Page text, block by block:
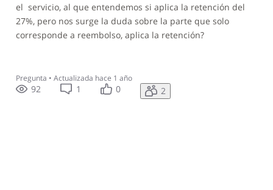
el servicio, al que entendemos si aplica la retención del
27%, pero nos surge la duda sobre la parte que solo
corresponde a reembolso, aplica la retención?
Pregunta • Actualizada hace 1 año
92 1 0 2